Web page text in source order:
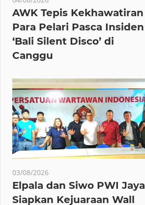
AWK Tepis Kekhawatiran
Para Pelari Pasca Insiden
‘Bali Silent Disco’ di
Canggu
03/08/2026
Elpala dan Siwo PWI Jaya
Siapkan Kejuaraan Wall